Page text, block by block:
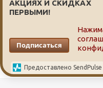
Задать вопрос
F.A.Q.
АКЦИЯХ И СКИДКАХ
ПЕРВЫМИ!
Подписаться
Предоставлено SendPulse